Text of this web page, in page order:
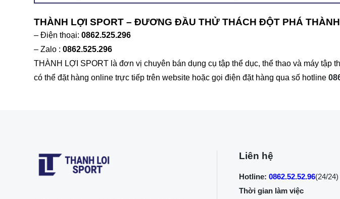
THÀNH LỢI SPORT – ĐƯƠNG ĐẦU THỬ THÁCH ĐỘT PHÁ
– Điện thoại: 0862.525.296
– Zalo : 0862.525.296
THÀNH LỢI SPORT là đơn vị chuyên bán dụng cụ tập thể dục, thể thao và máy tập
có thể đặt hàng online trực tiếp trên website hoặc gọi điện đặt hàng qua số hotline
Liên hệ
Hotline: 0862.52.52.96(24/24)
Thời gian làm việc